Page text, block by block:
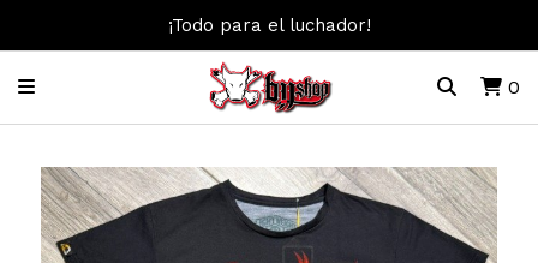
¡Todo para el luchador!
0